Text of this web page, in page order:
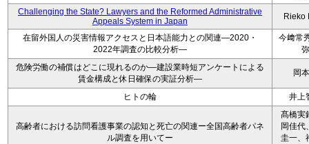
Challenging the State? Lawyers and the Reformed Administrative
Appeals System in Japan
Rieko
在留外国人の災害情報アクセスと日本語能力との関連―2020・
2022年調査の比較分析―
今﨑常
弥
危険労働の補償はどこに現れるのか―建設業時短アンケートによる
賃金構成と休日確保の実証分析―
岡
ヒトの輪 井上
高齢者における訪問看護事業の認知と死亡の関連ー全国高齢者パネ
ル調査を用いてー
髙橋実
岡佳代
圭一、